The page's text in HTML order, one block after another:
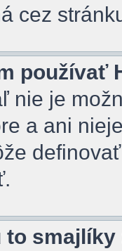
cez
používať
nie je
a ani
to